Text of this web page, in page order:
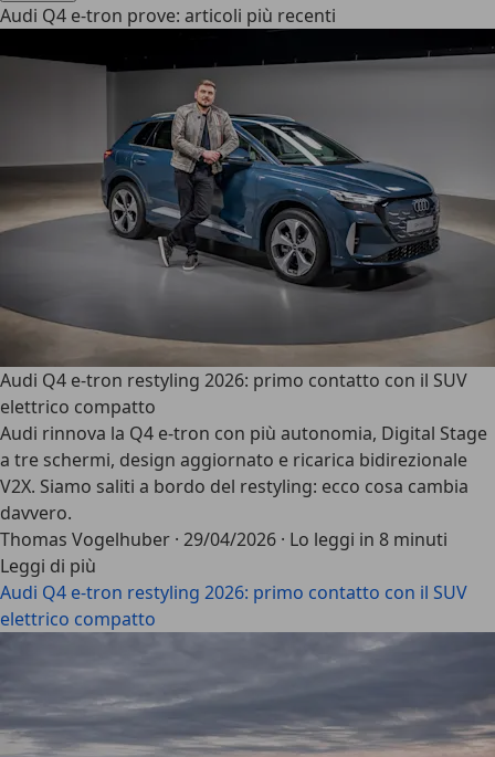
Audi Q4 e-tron prove: articoli più recenti
Audi Q4 e-tron restyling 2026: primo contatto con il SUV
elettrico compatto
Audi rinnova la Q4 e-tron con più autonomia, Digital Stage
a tre schermi, design aggiornato e ricarica bidirezionale
V2X. Siamo saliti a bordo del restyling: ecco cosa cambia
davvero.
Thomas Vogelhuber · 29/04/2026 · Lo leggi in 8 minuti
Leggi di più
Audi Q4 e-tron restyling 2026: primo contatto con il SUV
elettrico compatto